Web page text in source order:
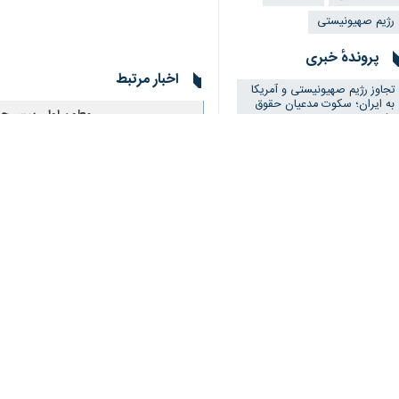
رژیم صهیونیستی
پروندهٔ خبری
تجاوز رژیم صهیونیستی و آمریکا
به ایران؛ سکوت مدعیان حقوق
بشر
اخبار مرتبط
معاون اول رییس